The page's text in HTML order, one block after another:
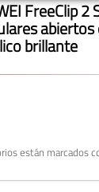
FreeClip 2
brillante
están marcados